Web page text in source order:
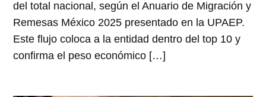
del total nacional, según el Anuario de Migración y
Remesas México 2025 presentado en la UPAEP.
Este flujo coloca a la entidad dentro del top 10 y
confirma el peso económico […]